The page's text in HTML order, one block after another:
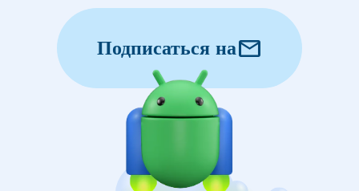
Подписаться наmail